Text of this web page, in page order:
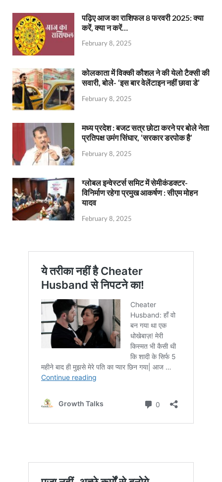
पढ़िए आज का राशिफल 8 फरवरी 2025: क्या
करें, क्या न करें…
February 8, 2025
कोलकाता में विक्की कौशल ने की येलो टैक्सी की
सवारी, बोले- ‘इस बार वेलेंटाइन नहीं छावा डे’
February 8, 2025
मध्य प्रदेश : बजट सत्र छोटा करने पर बोले नेता
प्रतिपक्ष उमंग सिंघार, ‘सरकार डरपोक है’
February 8, 2025
ग्लोबल इन्वेस्टर्स समिट में सेमीकंडक्टर-
विनिर्माण रहेगा प्रमुख आकर्षण : सीएम मोहन
यादव
February 8, 2025